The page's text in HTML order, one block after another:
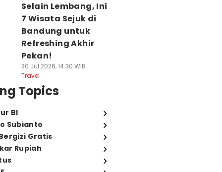
Selain Lembang, Ini
7 Wisata Sejuk di
Bandung untuk
Refreshing Akhir
Pekan!
30 Jul 2026, 14:30 WIB
Travel
Topics
BI
Subianto
Gratis
Rupiah